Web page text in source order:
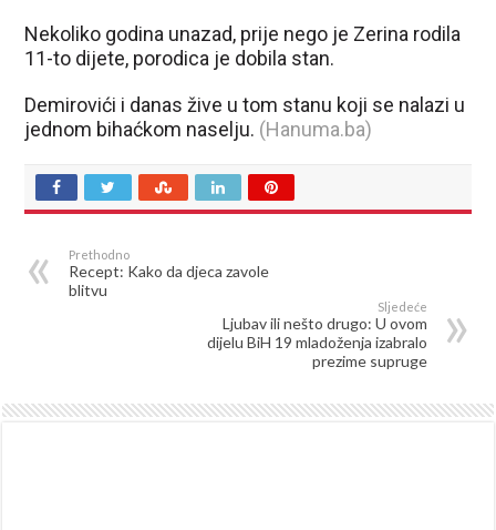
Nekoliko godina unazad, prije nego je Zerina rodila
11-to dijete, porodica je dobila stan.
Demirovići i danas žive u tom stanu koji se nalazi u
jednom bihaćkom naselju. (Hanuma.ba)
Prethodno
Recept: Kako da djeca zavole
blitvu
Sljedeće
Ljubav ili nešto drugo: U ovom
dijelu BiH 19 mladoženja izabralo
prezime supruge